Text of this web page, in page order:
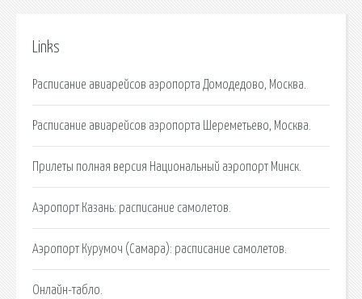
Links
Расписание авиарейсов аэропорта Домодедово, Москва.
Расписание авиарейсов аэропорта Шереметьево, Москва.
Прилеты полная версия Национальный аэропорт Минск.
Аэропорт Казань: расписание самолетов.
Аэропорт Курумоч (Самара): расписание самолетов.
Онлайн-табло.